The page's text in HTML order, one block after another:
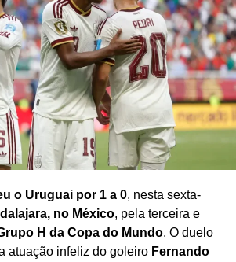
o Uruguai por 1 a 0, nesta sexta-
no México, pela terceira e
H da Copa do Mundo. O duelo
atuação infeliz do goleiro Fernando